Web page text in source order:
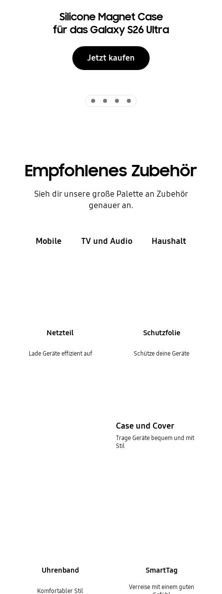
Silicone Magnet Case
für das Galaxy S26 Ultra
Jetzt kaufen
Empfohlenes Zubehör
Sieh dir unsere große Palette an Zubehör
genauer an.
Mobile TV und Audio Haushalt
Netzteil
Lade Geräte effizient auf
Schutzfolie
Schütze deine Geräte
Case und Cover
Trage Geräte bequem und mit
Stil
Uhrenband
Komfortabler Stil
SmartTag
Verreise mit einem guten